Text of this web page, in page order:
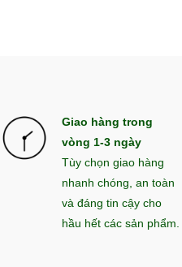
Giao hàng trong
vòng 1-3 ngày
Tùy chọn giao hàng
nhanh chóng, an toàn
và đáng tin cậy cho
hầu hết các sản phẩm.